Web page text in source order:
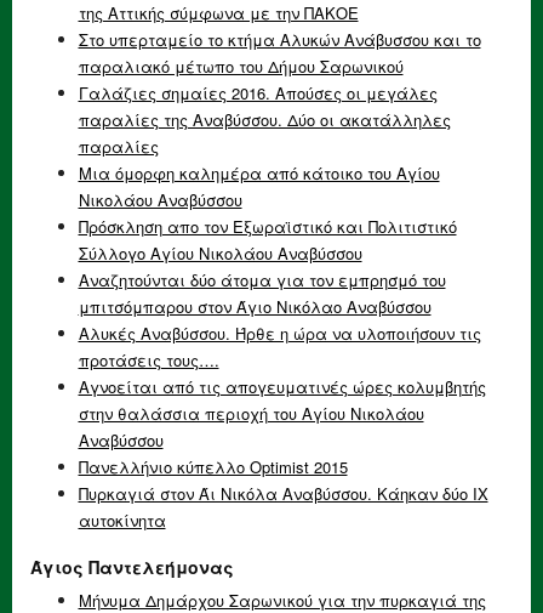
της Αττικής σύμφωνα με την ΠΑΚΟΕ
Στο υπερταμείο το κτήμα Αλυκών Ανάβυσσου και το
παραλιακό μέτωπο του Δήμου Σαρωνικού
Γαλάζιες σημαίες 2016. Απούσες οι μεγάλες
παραλίες της Αναβύσσου. Δύο οι ακατάλληλες
παραλίες
Μια όμορφη καλημέρα από κάτοικο του Αγίου
Νικολάου Αναβύσσου
Πρόσκληση απο τον Εξωραϊστικό και Πολιτιστικό
Σύλλογο Αγίου Νικολάου Αναβύσσου
Αναζητούνται δύο άτομα για τον εμπρησμό του
μπιτσόμπαρου στον Άγιο Νικόλαο Αναβύσσου
Αλυκές Αναβύσσου. Ήρθε η ώρα να υλοποιήσουν τις
προτάσεις τους….
Αγνοείται από τις απογευματινές ώρες κολυμβητής
στην θαλάσσια περιοχή του Αγίου Νικολάου
Αναβύσσου
Πανελλήνιο κύπελλο Optimist 2015
Πυρκαγιά στον Άι Νικόλα Αναβύσσου. Κάηκαν δύο ΙΧ
αυτοκίνητα
Άγιος Παντελεήμονας
Μήνυμα Δημάρχου Σαρωνικού για την πυρκαγιά της